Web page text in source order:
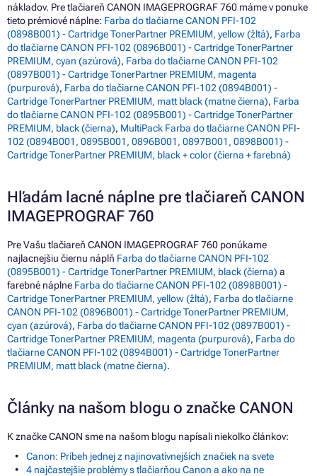
nákladov. Pre tlačiareň CANON IMAGEPROGRAF 760 máme v ponuke
tieto prémiové náplne: Farba do tlačiarne CANON PFI-102
(0898B001) - Cartridge TonerPartner PREMIUM, yellow (žltá), Farba
do tlačiarne CANON PFI-102 (0896B001) - Cartridge TonerPartner
PREMIUM, cyan (azúrová), Farba do tlačiarne CANON PFI-102
(0897B001) - Cartridge TonerPartner PREMIUM, magenta
(purpurová), Farba do tlačiarne CANON PFI-102 (0894B001) -
Cartridge TonerPartner PREMIUM, matt black (matne čierna), Farba
do tlačiarne CANON PFI-102 (0895B001) - Cartridge TonerPartner
PREMIUM, black (čierna), MultiPack Farba do tlačiarne CANON PFI-
102 (0894B001, 0895B001, 0896B001, 0897B001, 0898B001) -
Cartridge TonerPartner PREMIUM, black + color (čierna + farebná)
Hľadám lacné náplne pre tlačiareň CANON
IMAGEPROGRAF 760
Pre Vašu tlačiareň CANON IMAGEPROGRAF 760 ponúkame
najlacnejšiu čiernu náplň Farba do tlačiarne CANON PFI-102
(0895B001) - Cartridge TonerPartner PREMIUM, black (čierna) a
farebné náplne Farba do tlačiarne CANON PFI-102 (0898B001) -
Cartridge TonerPartner PREMIUM, yellow (žltá), Farba do tlačiarne
CANON PFI-102 (0896B001) - Cartridge TonerPartner PREMIUM,
cyan (azúrová), Farba do tlačiarne CANON PFI-102 (0897B001) -
Cartridge TonerPartner PREMIUM, magenta (purpurová), Farba do
tlačiarne CANON PFI-102 (0894B001) - Cartridge TonerPartner
PREMIUM, matt black (matne čierna).
Články na našom blogu o značke CANON
K značke CANON sme na našom blogu napísali niekoľko článkov:
Canon: Príbeh jednej z najinovatívnejších značiek na svete
4 najčastejšie problémy s tlačiarňou Canon a ako na ne